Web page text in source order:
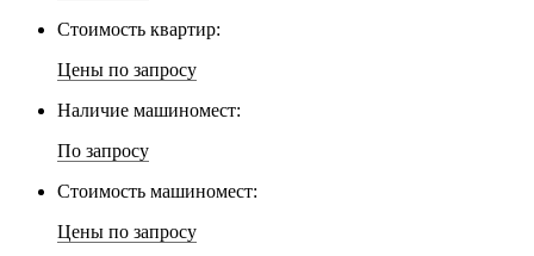
Стоимость квартир:
Цены по запросу
Наличие машиномест:
По запросу
Стоимость машиномест:
Цены по запросу